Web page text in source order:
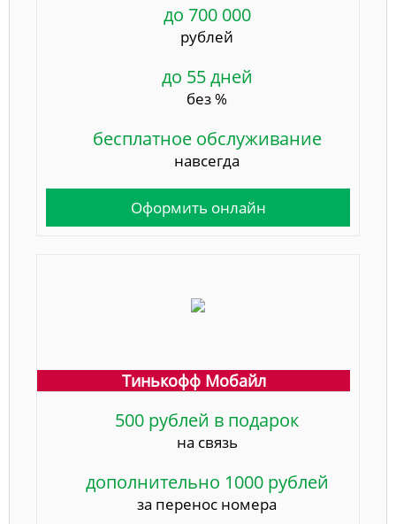
до 700 000
рублей
до 55 дней
без %
бесплатное обслуживание
навсегда
Оформить онлайн
Тинькофф Мобайл
500 рублей в подарок
на связь
дополнительно 1000 рублей
за перенос номера